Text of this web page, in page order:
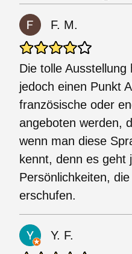
F. M.
Die tolle
jedoch einen Punkt
französische oder
angeboten werden,
wenn man diese
kennt, denn es geht
Persönlichkeiten,
erschufen.
Y. F.